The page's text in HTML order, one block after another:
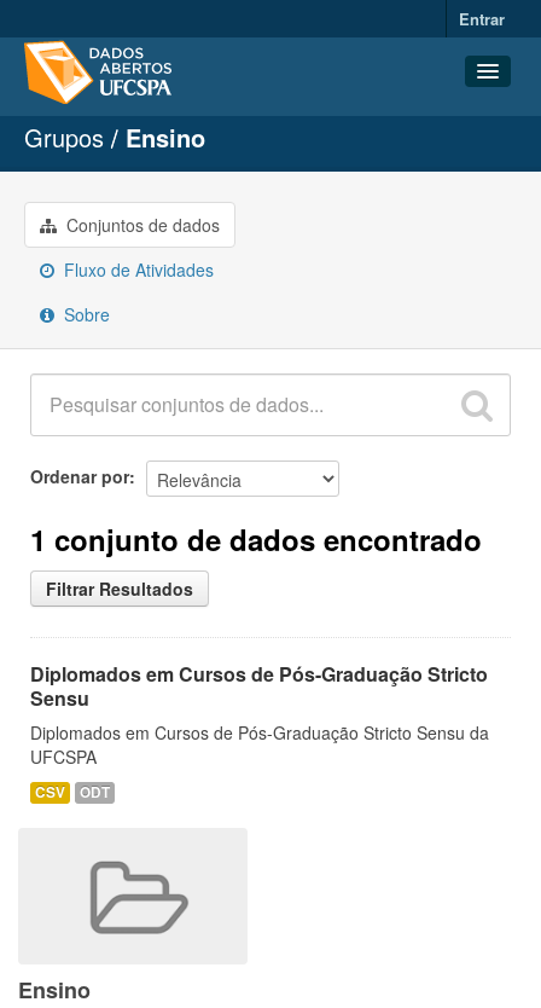
Entrar
Conjuntos de dados
Organizações
Grupos
Sobre
Grupos Ensino
Conjuntos de dados
Fluxo de Atividades
Sobre
Ordenar por
1 conjunto de dados encontrado
Filtrar Resultados
Diplomados em Cursos de Pós-Graduação Stricto
Sensu
Diplomados em Cursos de Pós-Graduação Stricto Sensu da
UFCSPA
CSV ODT
Ensino